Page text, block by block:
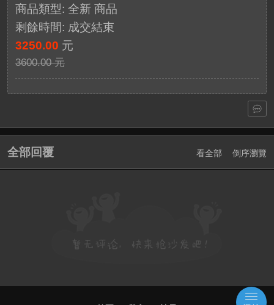
商品類型: 全新 商品
剩餘時間: 成交結束
3250.00 元
3600.00 元
全部回覆 看全部 倒序瀏覽